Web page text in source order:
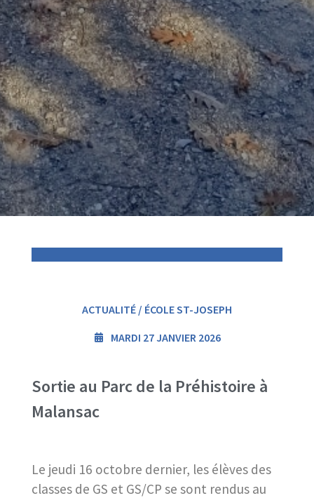
ACTUALITÉ / ÉCOLE ST-JOSEPH
MARDI 27 JANVIER 2026
Sortie au Parc de la Préhistoire à
Malansac
Le jeudi 16 octobre dernier, les élèves des
classes de GS et GS/CP se sont rendus au